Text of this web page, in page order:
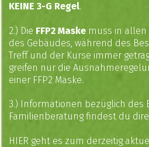
KEINE 3-G Regel.
2.) Die FFP2 Maske muss in allen
des Gebäudes, während des
Treff und der Kurse immer
greifen nur die
einer FFP2 Maske.
3.) Informationen bezüglich des
Familienberatung findest du
HIER geht es zum derzeitig